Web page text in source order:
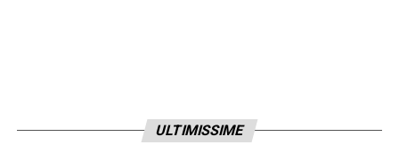
ULTIMISSIME